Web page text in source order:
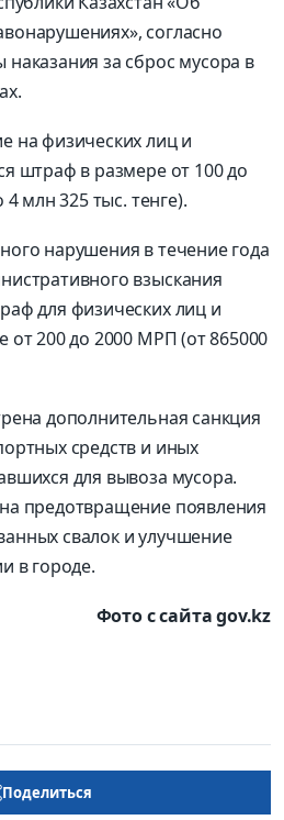
согласно
за сброс мусора в
на физических лиц и
штраф в размере от 100 до
млн 325 тыс. тенге).
нарушения в течение года
взыскания
для физических лиц и
от 200 до 2000 МРП (от 865000
дополнительная санкция
средств и иных
для вывоза мусора.
предотвращение появления
свалок и улучшение
в городе.
Фото с сайта gov.kz
Поделиться